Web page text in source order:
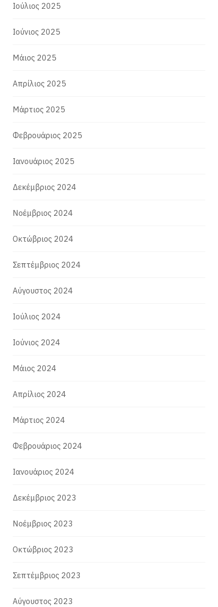
Ιούλιος 2025
Ιούνιος 2025
Μάιος 2025
Απρίλιος 2025
Μάρτιος 2025
Φεβρουάριος 2025
Ιανουάριος 2025
Δεκέμβριος 2024
Νοέμβριος 2024
Οκτώβριος 2024
Σεπτέμβριος 2024
Αύγουστος 2024
Ιούλιος 2024
Ιούνιος 2024
Μάιος 2024
Απρίλιος 2024
Μάρτιος 2024
Φεβρουάριος 2024
Ιανουάριος 2024
Δεκέμβριος 2023
Νοέμβριος 2023
Οκτώβριος 2023
Σεπτέμβριος 2023
Αύγουστος 2023